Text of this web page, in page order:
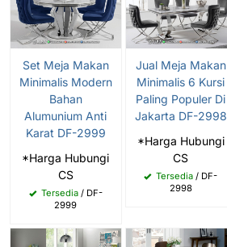
Set Meja Makan
Minimalis Modern
Bahan
Alumunium Anti
Karat DF-2999
*Harga Hubungi
CS
Tersedia/ DF-
2999
Jual Meja Makan
Minimalis 6 Kursi
Paling Populer Di
Jakarta DF-2998
*Harga Hubungi
CS
Tersedia / DF-
2998